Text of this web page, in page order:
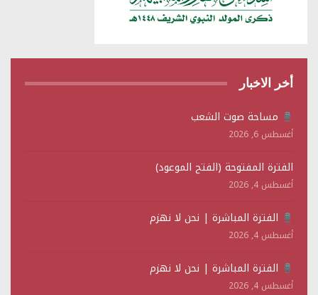
أخر الاخبار
مساحة صوت الشعب
أغسطس 6, 2026
الفترة المفتوحة (الفتح الموعود)
أغسطس 4, 2026
الفترة المباشرة | نحن لا نهزم
أغسطس 4, 2026
الفترة المباشرة | نحن لا نهزم
أغسطس 4, 2026